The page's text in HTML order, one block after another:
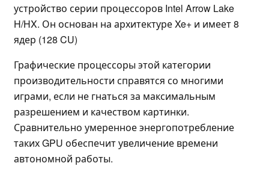
устройство серии процессоров Intel Arrow Lake
H/HX. Он основан на архитектуре Xe+ и имеет 8
ядер (128 CU)
Графические процессоры этой категории
производительности справятся со многими
играми, если не гнаться за максимальным
разрешением и качеством картинки.
Сравнительно умеренное энергопотребление
таких GPU обеспечит увеличение времени
автономной работы.